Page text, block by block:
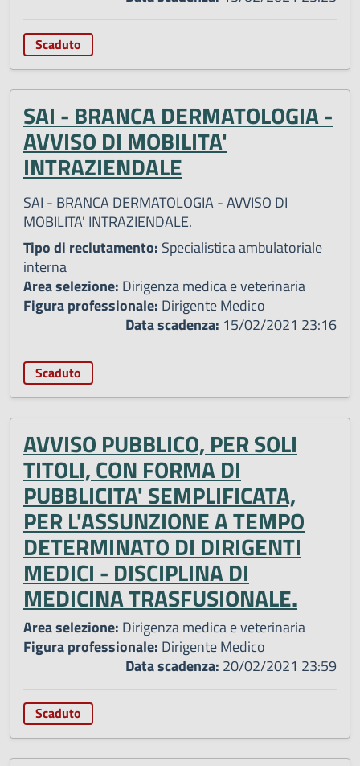
Scaduto
SAI - BRANCA DERMATOLOGIA -
AVVISO DI MOBILITA'
INTRAZIENDALE
SAI - BRANCA DERMATOLOGIA - AVVISO DI
MOBILITA' INTRAZIENDALE.
Tipo di reclutamento: Specialistica ambulatoriale
interna
Area selezione: Dirigenza medica e veterinaria
Figura professionale: Dirigente Medico
Data scadenza: 15/02/2021 23:16
Scaduto
AVVISO PUBBLICO, PER SOLI
TITOLI, CON FORMA DI
PUBBLICITA' SEMPLIFICATA,
PER L'ASSUNZIONE A TEMPO
DETERMINATO DI DIRIGENTI
MEDICI - DISCIPLINA DI
MEDICINA TRASFUSIONALE.
Area selezione: Dirigenza medica e veterinaria
Figura professionale: Dirigente Medico
Data scadenza: 20/02/2021 23:59
Scaduto